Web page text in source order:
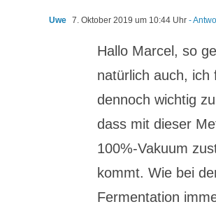
Uwe 7. Oktober 2019 um 10:44 Uhr -
Hallo Marcel, so
natürlich auch, ich
dennoch wichtig
dass mit dieser
100%-Vakuum
kommt. Wie bei
Fermentation